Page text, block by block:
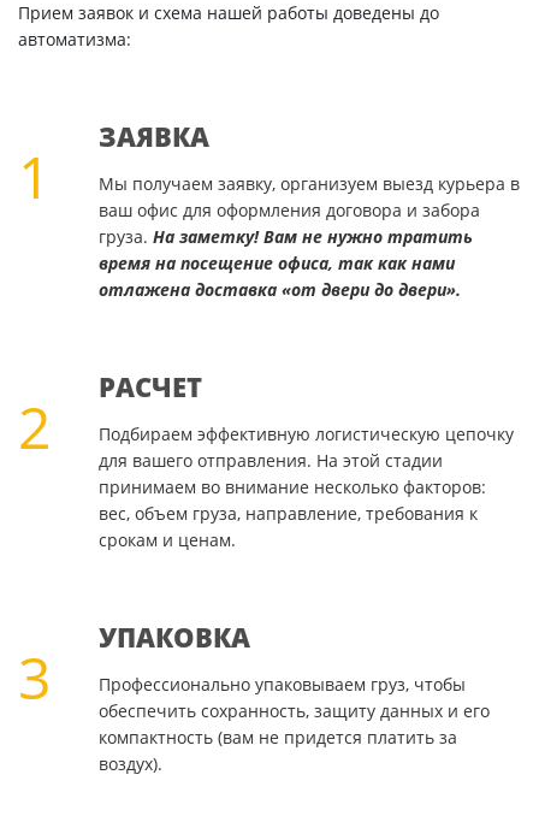
Прием заявок и схема нашей работы доведены до
автоматизма:
1
ЗАЯВКА
Мы получаем заявку, организуем выезд курьера в
ваш офис для оформления договора и забора
груза. На заметку! Вам не нужно тратить
время на посещение офиса, так как нами
отлажена доставка «от двери до двери».
2
РАСЧЕТ
Подбираем эффективную логистическую цепочку
для вашего отправления. На этой стадии
принимаем во внимание несколько факторов:
вес, объем груза, направление, требования к
срокам и ценам.
3
УПАКОВКА
Профессионально упаковываем груз, чтобы
обеспечить сохранность, защиту данных и его
компактность (вам не придется платить за
воздух).